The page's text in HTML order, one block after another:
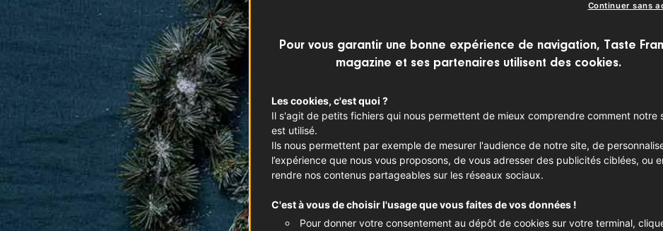
Pour vous garantir une bonne expérience de navigation, Taste
magazine et ses partenaires utilisent des cookies.
Les cookies, c'est quoi ?
Il s'agit de petits fichiers qui nous permettent de mieux comprendre comment notre
est utilisé.
Ils nous permettent par exemple de mesurer l'audience de notre site, de
l’expérience que nous vous proposons, de vous adresser des publicités ciblées, ou
rendre nos contenus partageables sur les réseaux sociaux.
C'est à vous de choisir l'usage que vous faites de vos données !
Pour donner votre consentement au dépôt de cookies sur votre terminal,
Continuer sans